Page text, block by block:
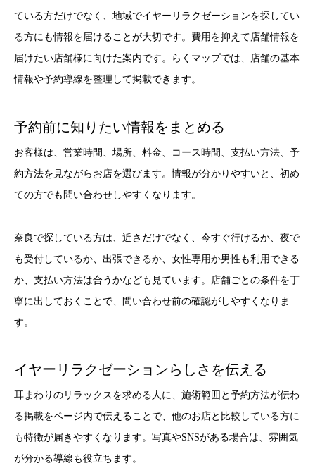
ている方だけでなく、地域でイヤーリラクゼーションを探してい
る方にも情報を届けることが大切です。費用を抑えて店舗情報を
届けたい店舗様に向けた案内です。らくマップでは、店舗の基本
情報や予約導線を整理して掲載できます。
予約前に知りたい情報をまとめる
お客様は、営業時間、場所、料金、コース時間、支払い方法、予
約方法を見ながらお店を選びます。情報が分かりやすいと、初め
ての方でも問い合わせしやすくなります。
奈良で探している方は、近さだけでなく、今すぐ行けるか、夜で
も受付しているか、出張できるか、女性専用か男性も利用できる
か、支払い方法は合うかなども見ています。店舗ごとの条件を丁
寧に出しておくことで、問い合わせ前の確認がしやすくなりま
す。
イヤーリラクゼーションらしさを伝える
耳まわりのリラックスを求める人に、施術範囲と予約方法が伝わ
る掲載をページ内で伝えることで、他のお店と比較している方に
も特徴が届きやすくなります。写真やSNSがある場合は、雰囲気
が分かる導線も役立ちます。